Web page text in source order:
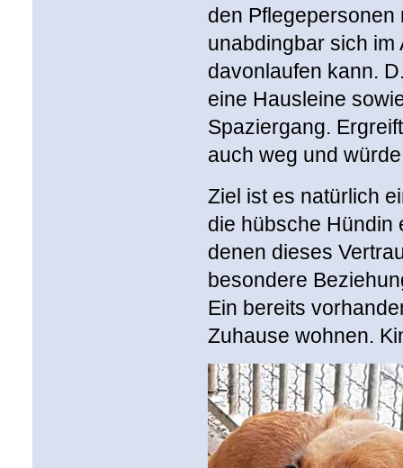
den
unabdingbar sich im
davonlaufen kann.
eine Hausleine
Spaziergang.
auch weg und
Ziel ist es natürlich
die hübsche Hündin
denen dieses
besondere
Ein bereits
Zuhause wohnen.